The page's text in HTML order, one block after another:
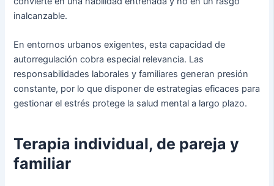
inalcanzable.
En entornos urbanos exigentes, esta capacidad de
autorregulación cobra especial relevancia. Las
responsabilidades laborales y familiares generan presión
constante, por lo que disponer de estrategias eficaces para
gestionar el estrés protege la salud mental a largo plazo.
Terapia individual, de pareja y
familiar